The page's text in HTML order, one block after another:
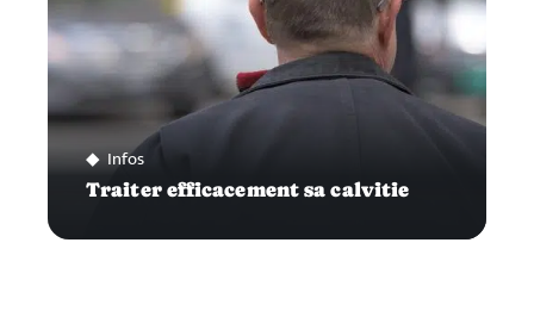
Infos
Traiter efficacement sa calvitie